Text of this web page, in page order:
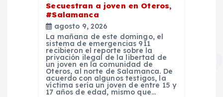
Secuestran a joven en Oteros,
#Salamanca
agosto 9, 2026
La mañana de este domingo, el
sistema de emergencias 911
recibieron el reporte sobre la
privación ilegal de la libertad de
un joven en la comunidad de
Oteros, al norte de Salamanca. De
acuerdo con algunos testigos, la
víctima sería un joven de entre 15 y
17 años de edad, mismo que…